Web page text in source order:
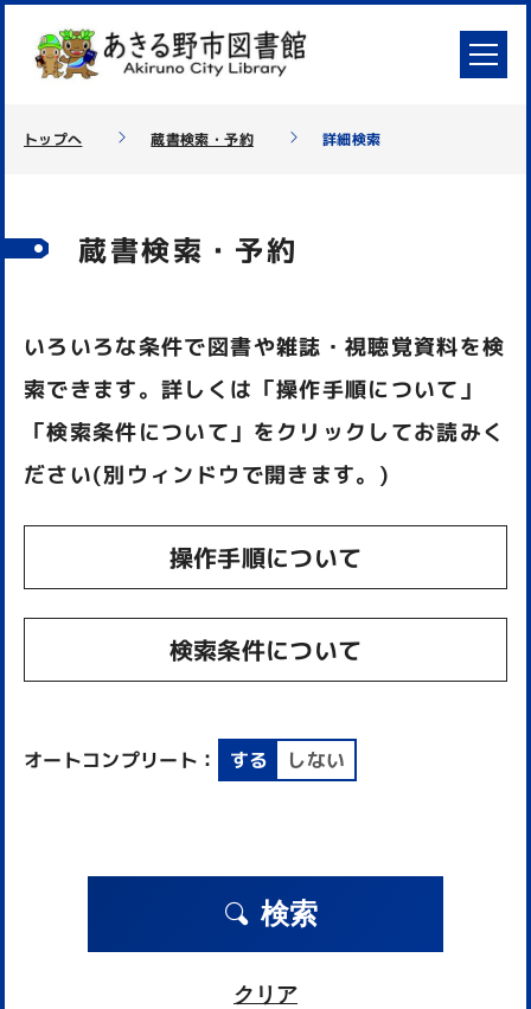
トップへ 蔵書検索・予約 詳細検索
蔵書検索・予約
いろいろな条件で図書や雑誌・視聴覚資料を検
索できます。詳しくは「操作手順について」
「検索条件について」をクリックしてお読みく
ださい(別ウィンドウで開きます。)
操作手順について
検索条件について
オートコンプリート： する しない
検索
クリア